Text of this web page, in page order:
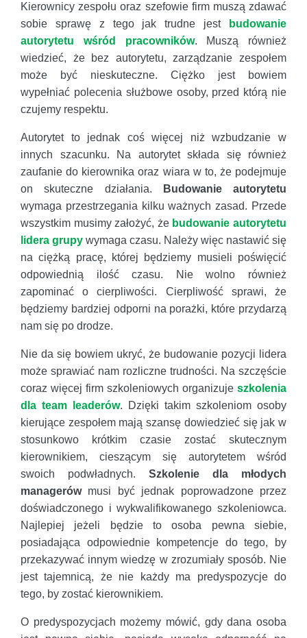
Kierownicy zespołu oraz szefowie firm muszą zdawać
sobie sprawę z tego jak trudne jest
budowanie
autorytetu wśród pracowników. Muszą również
wiedzieć, że bez autorytetu, zarządzanie zespołem
może być nieskuteczne. Ciężko jest bowiem
wypełniać polecenia służbowe osoby, przed którą nie
czujemy respektu.
Autorytet to jednak coś więcej niż wzbudzanie w
innych szacunku. Na autorytet składa się również
zaufanie do kierownika oraz wiara w to, że podejmuje
on skuteczne działania.
Budowanie autorytetu
wymaga przestrzegania kilku ważnych zasad. Przede
wszystkim musimy założyć, że budowanie autorytetu
lidera grupy wymaga czasu. Należy więc nastawić się
na ciężką pracę, której będziemy musieli poświęcić
odpowiednią ilość czasu. Nie wolno również
zapominać o cierpliwości. Cierpliwość sprawi, że
będziemy bardziej odporni na porażki, które przydarzą
nam się po drodze.
Nie da się bowiem ukryć, że budowanie pozycji lidera
może sprawiać nam rozliczne trudności. Na szczęście
coraz więcej firm szkoleniowych organizuje szkolenia
dla team leaderów. Dzięki takim szkoleniom osoby
kierujące zespołem mają szansę dowiedzieć się jak w
stosunkowo krótkim czasie zostać skutecznym
kierownikiem, cieszącym się autorytetem wśród
swoich podwładnych. Szkolenie dla młodych
managerówmusi być jednak poprowadzone przez
doświadczonego i wykwalifikowanego szkoleniowca.
Najlepiej jeżeli będzie to osoba pewna siebie,
posiadająca odpowiednie kompetencje do tego, by
przekazywać innym wiedzę w zrozumiały sposób. Nie
jest tajemnicą, że nie każdy ma predyspozycje do
tego, by zostać kierownikiem.
O predyspozycjach możemy mówić, gdy dana osoba